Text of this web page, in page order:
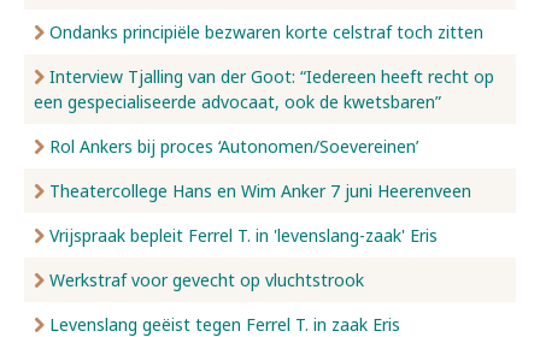
Ondanks principiële bezwaren korte celstraf toch zitten
Interview Tjalling van der Goot: “Iedereen heeft recht op
een gespecialiseerde advocaat, ook de kwetsbaren”
Rol Ankers bij proces ‘Autonomen/Soevereinen’
Theatercollege Hans en Wim Anker 7 juni Heerenveen
Vrijspraak bepleit Ferrel T. in 'levenslang-zaak' Eris
Werkstraf voor gevecht op vluchtstrook
Levenslang geëist tegen Ferrel T. in zaak Eris